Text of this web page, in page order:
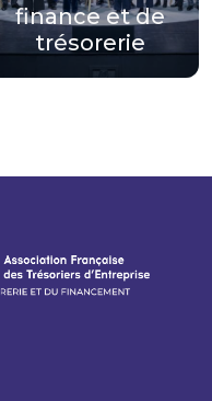
finance et de
trésorerie